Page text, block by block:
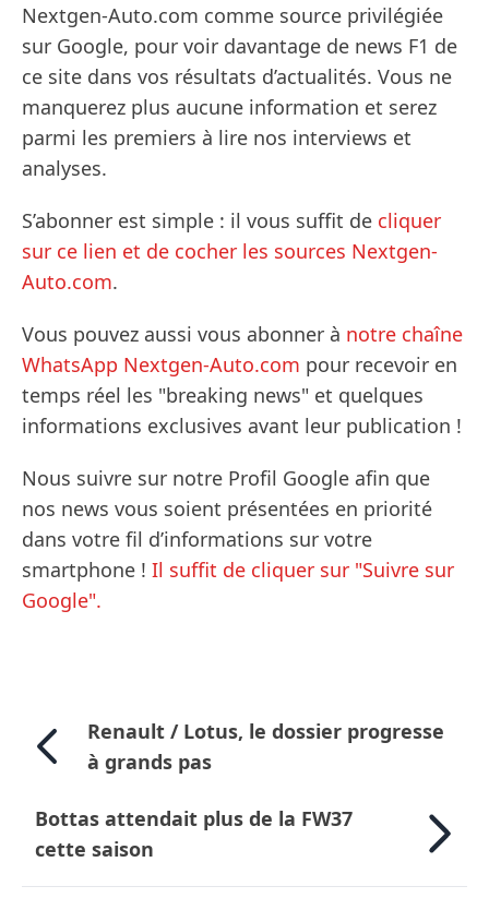
Nextgen-Auto.com comme source privilégiée
sur Google, pour voir davantage de news F1 de
ce site dans vos résultats d’actualités. Vous ne
manquerez plus aucune information et serez
parmi les premiers à lire nos interviews et
analyses.
S’abonner est simple : il vous suffit de cliquer
sur ce lien et de cocher les sources Nextgen-
Auto.com.
Vous pouvez aussi vous abonner à notre chaîne
WhatsApp Nextgen-Auto.com pour recevoir en
temps réel les "breaking news" et quelques
informations exclusives avant leur publication !
Nous suivre sur notre Profil Google afin que
nos news vous soient présentées en priorité
dans votre fil d’informations sur votre
smartphone ! Il suffit de cliquer sur "Suivre sur
Google".
Renault / Lotus, le dossier progresse
à grands pas
Bottas attendait plus de la FW37
cette saison